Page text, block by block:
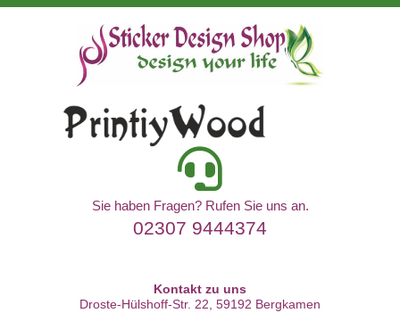
Sie haben Fragen? Rufen Sie uns an.
02307 9444374
Kontakt zu uns
Droste-Hülshoff-Str. 22, 59192 Bergkamen